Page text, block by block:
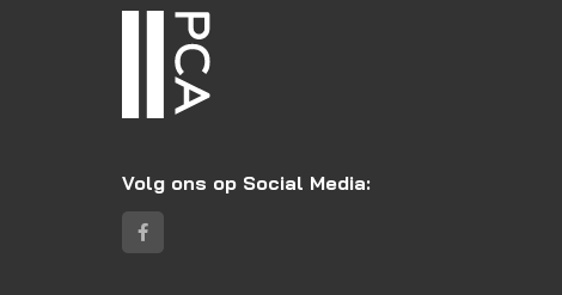
Volg ons op Social Media: